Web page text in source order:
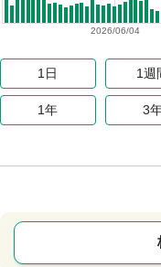
2026/06/04
1日 1週
1年 3